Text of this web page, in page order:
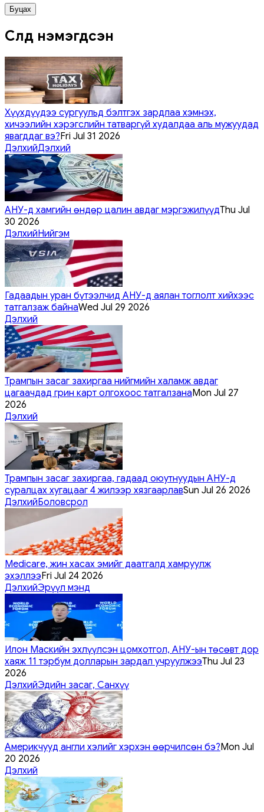
Буцах
Сүүлд нэмэгдсэн
Хүүхдүүдээ сургуульд бэлтгэх зардлаа хэмнэх,
хичээлийн хэрэгслийн татваргүй худалдаа аль мужуудад
явагддаг вэ?Fri Jul 31 2026
ДэлхийДэлхий
АНУ-д хамгийн өндөр цалин авдаг мэргэжилүүдThu Jul
30 2026
ДэлхийНийгэм
Гадаадын уран бүтээлчид АНУ-д аялан тоглолт хийхээс
татгалзаж байнаWed Jul 29 2026
Дэлхий
Трампын засаг захиргаа нийгмийн халамж авдаг
цагаачдад грин карт олгохоос татгалзанаMon Jul 27
2026
Дэлхий
Трампын засаг захиргаа, гадаад оюутнуудын АНУ-д
суралцах хугацааг 4 жилээр хязгаарлавSun Jul 26 2026
ДэлхийБоловсрол
Medicare, жин хасах эмийг даатгалд хамруулж
эхэллээFri Jul 24 2026
ДэлхийЭрүүл мэнд
Илон Маскийн эхлүүлсэн цомхотгол, АНУ-ын төсөвт дор
хаяж 11 тэрбум долларын зардал учруулжээThu Jul 23
2026
ДэлхийЭдийн засаг, Санхүү
Америкчууд англи хэлийг хэрхэн өөрчилсөн бэ?Mon Jul
20 2026
Дэлхий